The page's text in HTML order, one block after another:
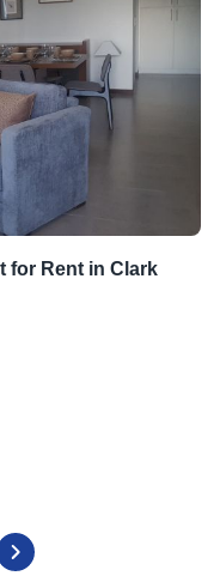
for Rent in Clark